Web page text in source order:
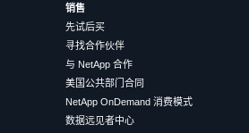
销售
先试后买
寻找合作伙伴
与 NetApp 合作
美国公共部门合同
NetApp OnDemand 消费模式
数据远见者中心